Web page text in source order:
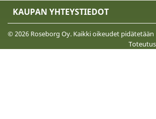
KAUPAN YHTEYSTIEDOT
© 2026 Roseborg Oy. Kaikki oikeudet pidätetään